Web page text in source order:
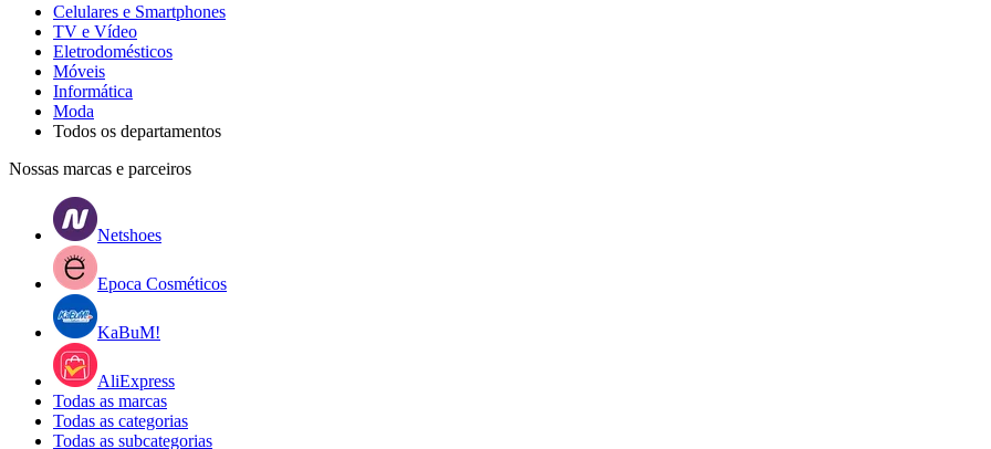
Celulares e Smartphones
TV e Vídeo
Eletrodomésticos
Móveis
Informática
Moda
Todos os departamentos
Nossas marcas e parceiros
Netshoes
Epoca Cosméticos
KaBuM!
AliExpress
Todas as marcas
Todas as categorias
Todas as subcategorias